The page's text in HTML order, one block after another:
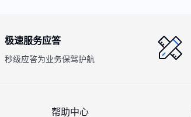
极速服务应答
秒级应答为业务保驾护航
帮助中心